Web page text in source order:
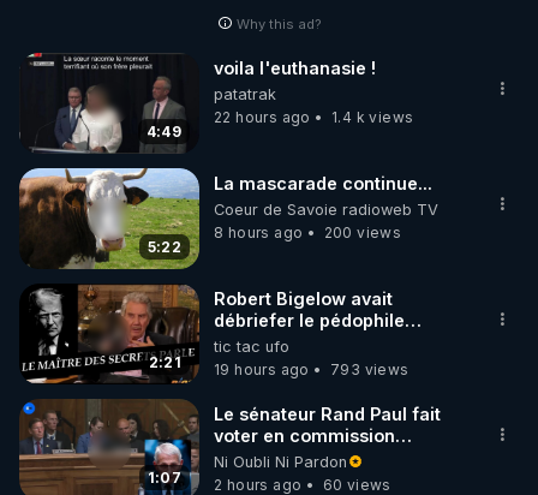
Why this ad?
4:49
voila l'euthanasie !
patatrak
22 hours ago
1.4 k views
5:22
La mascarade continue...
Coeur de Savoie radioweb TV
8 hours ago
200 views
2:21
Robert Bigelow avait
débriefer le pédophile
génocidaire de donald j
trump
tic tac ufo
19 hours ago
793 views
1:07
Le sénateur Rand Paul fait
voter en commission
l'outrage au Congrès contre
Anthony Fauci
Ni Oubli Ni Pardon
2 hours ago
60 views